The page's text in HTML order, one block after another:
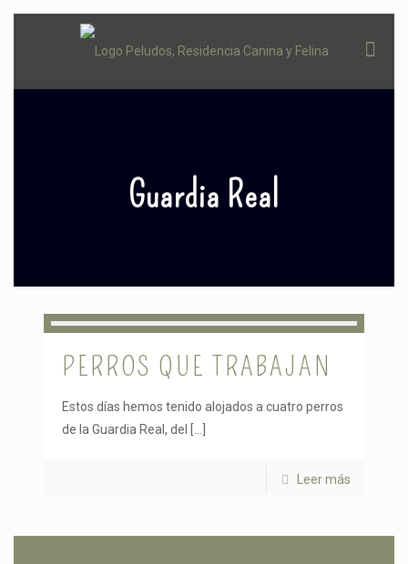
Guardia Real
PERROS QUE TRABAJAN
Estos días hemos tenido alojados a cuatro perros
de la Guardia Real, del
Leer más